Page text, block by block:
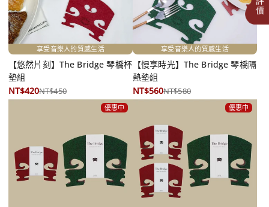
享受音樂人的質感生活
【悠然片刻】The Bridge 琴橋杯
墊組
NT$420NT$450
享受音樂人的質感生活
【慢享時光】The Bridge 琴橋隔
熱墊組
NT$560NT$580
優惠中 優惠中